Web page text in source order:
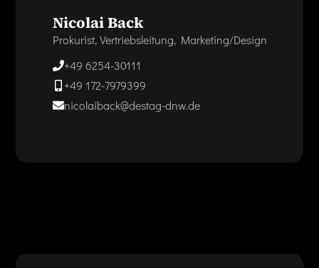
Nicolai Back
Prokurist, Vertriebsleitung, Marketing/Design
+49 6254-30111
+49 172-7979399
nicolaiback@destag-dnw.de